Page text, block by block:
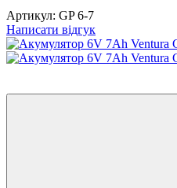
Артикул: GP 6-7
Написати відгук